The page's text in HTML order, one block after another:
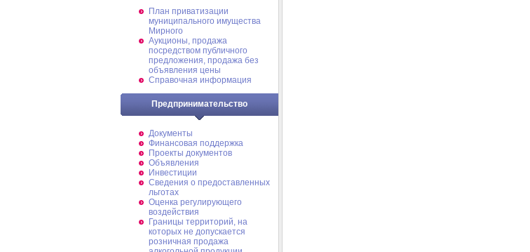
План приватизации
муниципального имущества
Мирного
Аукционы, продажа
посредством публичного
предложения, продажа без
объявления цены
Справочная информация
Предпринимательство
Документы
Финансовая поддержка
Проекты документов
Объявления
Инвестиции
Сведения о предоставленных
льготах
Оценка регулирующего
воздействия
Границы территорий, на
которых не допускается
розничная продажа